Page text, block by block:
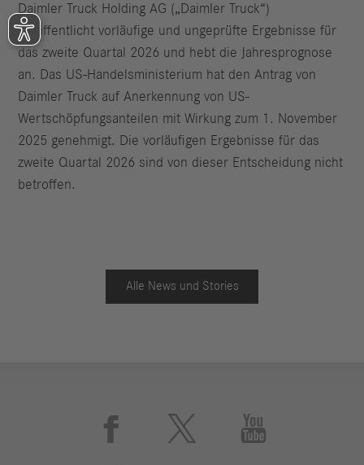
Daimler Truck Holding AG („Daimler Truck“)
veröffentlicht vorläufige und ungeprüfte Ergebnisse für
das zweite Quartal 2026 und hebt die Jahresprognose
an. Das US-Handelsministerium hat den Antrag von
Daimler Truck auf Anerkennung von US-
Wertschöpfungsanteilen mit Wirkung zum 1. November
2025 genehmigt. Die vorläufigen Ergebnisse für das
zweite Quartal 2026 sind von dieser Entscheidung nicht
betroffen.
Alle News und Stories
 
